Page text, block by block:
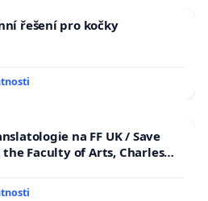
řešení pro kočky
na FF UK / Save
Faculty of Arts, Charles